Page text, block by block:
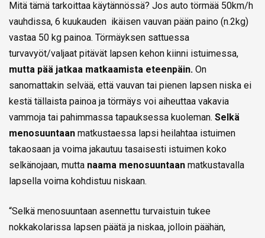
Mitä tämä tarkoittaa käytännössä? Jos auto törmää 50km/h
vauhdissa, 6 kuukauden ikäisen vauvan pään paino (n.2kg)
vastaa 50 kg painoa. Törmäyksen sattuessa
turvavyöt/valjaat pitävät lapsen kehon kiinni istuimessa,
mutta pää jatkaa matkaamista eteenpäin. On
sanomattakin selvää, että vauvan tai pienen lapsen niska ei
kestä tällaista painoa ja törmäys voi aiheuttaa vakavia
vammoja tai pahimmassa tapauksessa kuoleman. Selkä
menosuuntaan matkustaessa lapsi heilahtaa istuimen
takaosaan ja voima jakautuu tasaisesti istuimen koko
selkänojaan, mutta naama menosuuntaan matkustavalla
lapsella voima kohdistuu niskaan.
“Selkä menosuuntaan asennettu turvaistuin tukee
nokkakolarissa lapsen päätä ja niskaa, jolloin päähän,